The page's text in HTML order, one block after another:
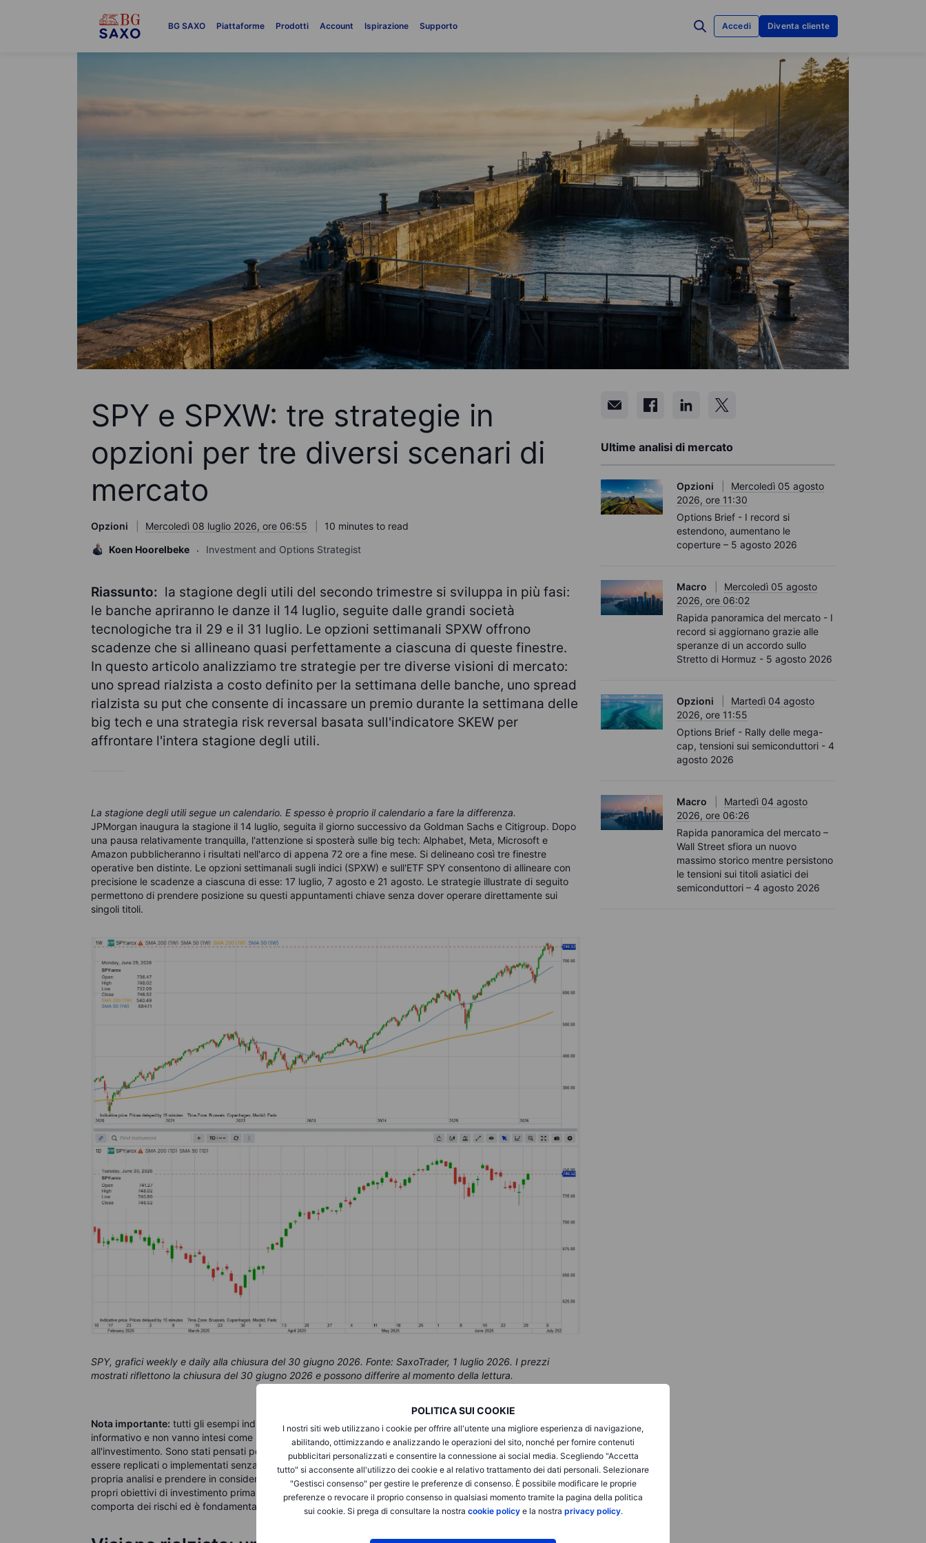
BG SAXO Piattaforme Prodotti Account Ispirazione Supporto Accedi Diventa cliente
POLITICA SUI COOKIE
I nostri siti web utilizzano i cookie per offrire all'utente una migliore esperienza di navigazione,
abilitando, ottimizzando e analizzando le operazioni del sito, nonché per fornire contenuti
pubblicitari personalizzati e consentire la connessione ai social media. Scegliendo "Accetta
tutto" si acconsente all'utilizzo dei cookie e al relativo trattamento dei dati personali. Selezionare
"Gestisci consenso" per gestire le preferenze di consenso. È possibile modificare le proprie
preferenze o revocare il proprio consenso in qualsiasi momento tramite la pagina della politica
sui cookie. Si prega di consultare la nostra cookie policye la nostra privacy policy.
SPY e SPXW: tre strategie in
opzioni per tre diversi scenari di
mercato
Opzioni Mercoledì 08 luglio 2026, ore 06:55
10 minutes to read
Koen Hoorelbeke
Investment and Options Strategist
Riassunto: la stagione degli utili del secondo trimestre si sviluppa in più fasi:
le banche apriranno le danze il 14 luglio, seguite dalle grandi società
tecnologiche tra il 29 e il 31 luglio. Le opzioni settimanali SPXW offrono
scadenze che si allineano quasi perfettamente a ciascuna di queste finestre.
In questo articolo analizziamo tre strategie per tre diverse visioni di mercato:
uno spread rialzista a costo definito per la settimana delle banche, uno spread
rialzista su put che consente di incassare un premio durante la settimana delle
big tech e una strategia risk reversal basata sull'indicatore SKEW per
affrontare l'intera stagione degli utili.
La stagione degli utili segue un calendario. E spesso è proprio il calendario a fare la differenza.
JPMorgan inaugura la stagione il 14 luglio, seguita il giorno successivo da Goldman Sachs e Citigroup. Dopo
una pausa relativamente tranquilla, l'attenzione si sposterà sulle big tech: Alphabet, Meta, Microsoft e
Amazon pubblicheranno i risultati nell'arco di appena 72 ore a fine mese. Si delineano così tre finestre
operative ben distinte. Le opzioni settimanali sugli indici (SPXW) e sull'ETF SPY consentono di allineare con
precisione le scadenze a ciascuna di esse: 17 luglio, 7 agosto e 21 agosto. Le strategie illustrate di seguito
permettono di prendere posizione su questi appuntamenti chiave senza dover operare direttamente sui
singoli titoli.
SPY, grafici weekly e daily alla chiusura del 30 giugno 2026. Fonte: SaxoTrader, 1 luglio 2026. I prezzi
mostrati riflettono la chiusura del 30 giugno 2026 e possono differire al momento della lettura.
Nota importante: tutti gli esempi indicati nell’articolo sono forniti esclusivamente a scopo illustrativo e
informativo e non vanno intesi come raccomandazioni di strumenti o strategie o come sollecitazioni
all'investimento. Sono stati pensati per aiutarvi a dare forma al vostro processo di pensiero e non devono
essere replicati o implementati senza un'attenta considerazione. Ogni investitore o trader deve condurre la
propria analisi e prendere in considerazione la propria situazione finanziaria, la propria tolleranza al rischio e i
propri obiettivi di investimento prima di prendere qualsiasi decisione. Ricordati che investire nel mercato
comporta dei rischi ed è fondamentale prendere decisioni informate.
Ultime analisi di mercato
Opzioni
Mercoledì 05 agosto
2026, ore 11:30
Options Brief - I record si
estendono, aumentano le
coperture – 5 agosto 2026
Macro
Mercoledì 05 agosto
2026, ore 06:02
Rapida panoramica del mercato - I
record si aggiornano grazie alle
speranze di un accordo sullo
Stretto di Hormuz - 5 agosto 2026
Opzioni
Martedì 04 agosto
2026, ore 11:55
Options Brief - Rally delle mega-
cap, tensioni sui semiconduttori - 4
agosto 2026
Macro
Martedì 04 agosto
2026, ore 06:26
Rapida panoramica del mercato –
Wall Street sfiora un nuovo
massimo storico mentre persistono
le tensioni sui titoli asiatici dei
semiconduttori – 4 agosto 2026